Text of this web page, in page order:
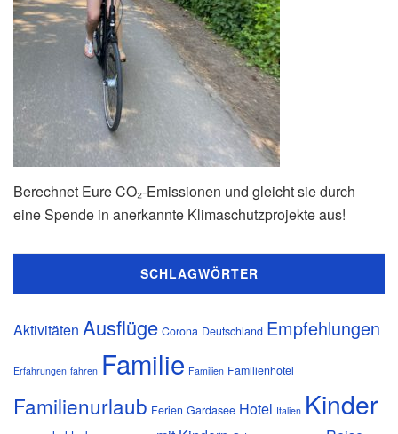
Berechnet Eure CO₂-Emissionen und gleicht sie durch
eine Spende in anerkannte Klimaschutzprojekte aus!
SCHLAGWÖRTER
Aktivitäten Ausflüge Corona Deutschland Empfehlungen
Erfahrungen fahren Familie Familien Familienhotel
Familienurlaub Ferien Gardasee Hotel Italien Kinder